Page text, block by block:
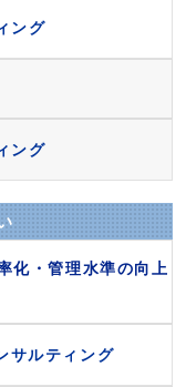
ング
ング
化・管理水準の向上
サルティング